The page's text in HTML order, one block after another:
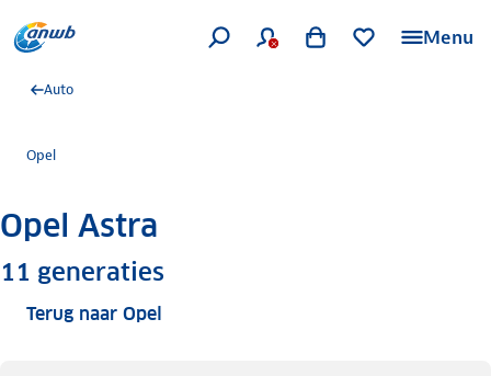
Menu
Auto
Opel
Opel Astra
11 generaties
Terug naar Opel